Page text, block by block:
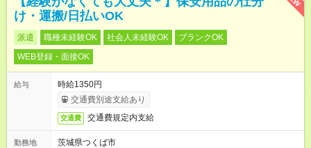
け・運搬/日払いOK
派遣 職種未経験OK 社会人未経験OK
ブランクOK
WEB登録・面接OK
給与
時給1350円
交通費別途支給あり
交通費 交通費規定内支給
勤務地
茨城県つくば市